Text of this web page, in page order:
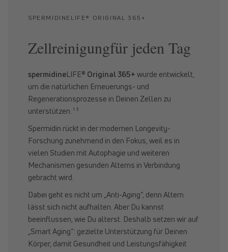
SPERMIDINELIFE® ORIGINAL 365+
Zellreinigungfür jeden Tag
spermidineLIFE® Original 365+ wurde entwickelt,
um die natürlichen Erneuerungs- und
Regenerationsprozesse in Deinen Zellen zu
unterstützen. ¹ ³
Spermidin rückt in der modernen Longevity-
Forschung zunehmend in den Fokus, weil es in
vielen Studien mit Autophagie und weiteren
Mechanismen gesunden Alterns in Verbindung
gebracht wird.
Dabei geht es nicht um „Anti-Aging“, denn Altern
lässt sich nicht aufhalten. Aber Du kannst
beeinflussen, wie Du alterst. Deshalb setzen wir auf
„Smart Aging“: gezielte Unterstützung für Deinen
Körper, damit Gesundheit und Leistungsfähigkeit